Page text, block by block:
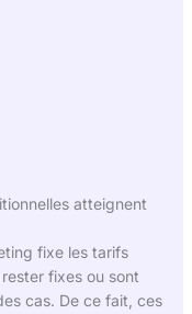
atteignent
fixe les tarifs
fixes ou sont
cas. De ce fait, ces